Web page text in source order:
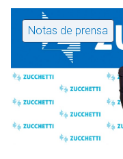
Notas de prensa